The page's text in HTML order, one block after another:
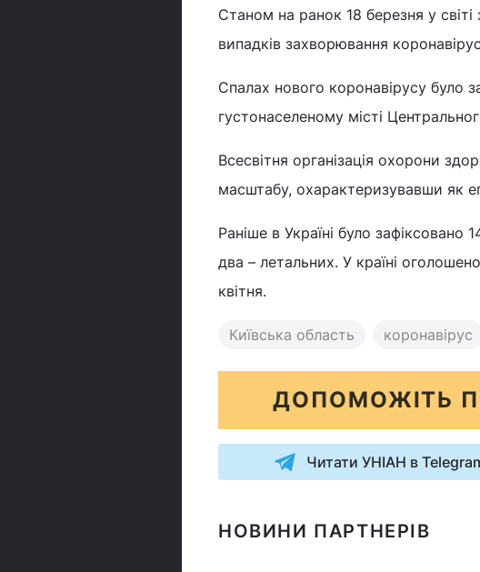
Станом на ранок 18 березня у
випадків захворювання
Спалах нового коронавірусу було
густонаселеному місті
Всесвітня організація охорони
масштабу, охарактеризувавши як
Раніше в Україні було зафіксовано
два – летальних. У країні
квітня.
Київська область коронавірус
ДОПОМОЖІТЬ
Читати УНІАН в
НОВИНИ ПАРТНЕРІВ